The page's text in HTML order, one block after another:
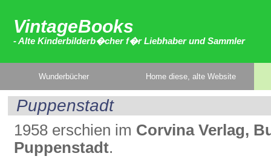
VintageBooks
- Alte Kinderbilderb�cher f�r Liebhaber und Sammler
Wunderbücher Home diese, alte Website
Puppenstadt
1958 erschien im Corvina Verlag,
Puppenstadt.